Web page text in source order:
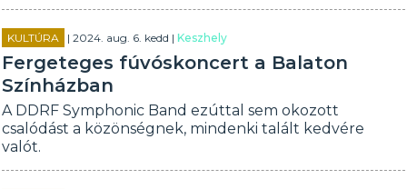
KULTÚRA | 2024. aug. 6. kedd |Keszhely
Fergeteges fúvóskoncert a Balaton
Színházban
A DDRF Symphonic Band ezúttal sem okozott
csalódást a közönségnek, mindenki talált kedvére
valót.